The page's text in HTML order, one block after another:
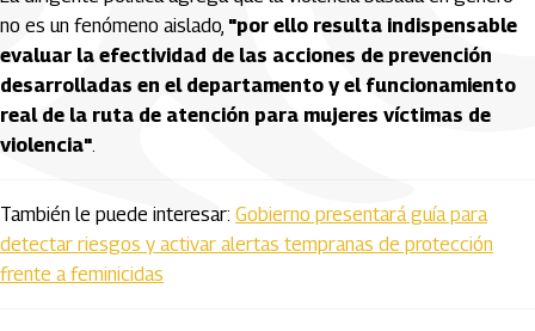
no es un fenómeno aislado, "por ello resulta indispensable
evaluar la efectividad de las acciones de prevención
desarrolladas en el departamento y el funcionamiento
real de la ruta de atención para mujeres víctimas de
violencia".
También le puede interesar: Gobierno presentará guía para
detectar riesgos y activar alertas tempranas de protección
frente a feminicidas